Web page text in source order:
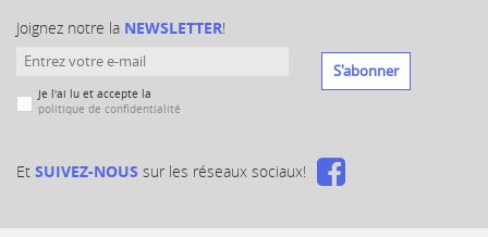
Joignez notre la NEWSLETTER!
Je l'ai lu et accepte la
politique de confidentialité
S'abonner
Et SUIVEZ-NOUS sur les réseaux sociaux!